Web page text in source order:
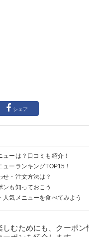
シェア
ーは？口コミも紹介！
ーランキングTOP15！
ば（税込764円）
）円）
円）
）
）
）
せ・注文方法は？
たい人におすすめ～
おすすめ～
におすすめ～
ンも知っておこう
気メニューを食べてみよう
むためにも、クーポ